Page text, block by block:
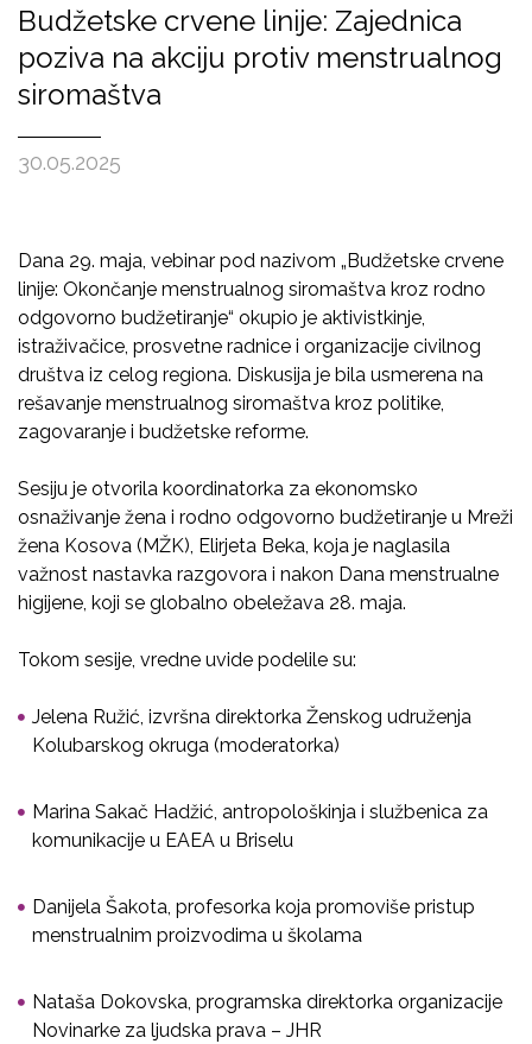
Budžetske crvene linije: Zajednica
poziva na akciju protiv menstrualnog
siromaštva
30.05.2025
Dana 29. maja, vebinar pod nazivom „Budžetske crvene
linije: Okončanje menstrualnog siromaštva kroz rodno
odgovorno budžetiranje“ okupio je aktivistkinje,
istraživačice, prosvetne radnice i organizacije civilnog
društva iz celog regiona. Diskusija je bila usmerena na
rešavanje menstrualnog siromaštva kroz politike,
zagovaranje i budžetske reforme.
Sesiju je otvorila koordinatorka za ekonomsko
osnaživanje žena i rodno odgovorno budžetiranje u Mreži
žena Kosova (MŽK), Elirjeta Beka, koja je naglasila
važnost nastavka razgovora i nakon Dana menstrualne
higijene, koji se globalno obeležava 28. maja.
Tokom sesije, vredne uvide podelile su:
Jelena Ružić, izvršna direktorka Ženskog udruženja
Kolubarskog okruga (moderatorka)
Marina Sakač Hadžić, antropološkinja i službenica za
komunikacije u EAEA u Briselu
Danijela Šakota, profesorka koja promoviše pristup
menstrualnim proizvodima u školama
Nataša Dokovska, programska direktorka organizacije
Novinarke za ljudska prava – JHR